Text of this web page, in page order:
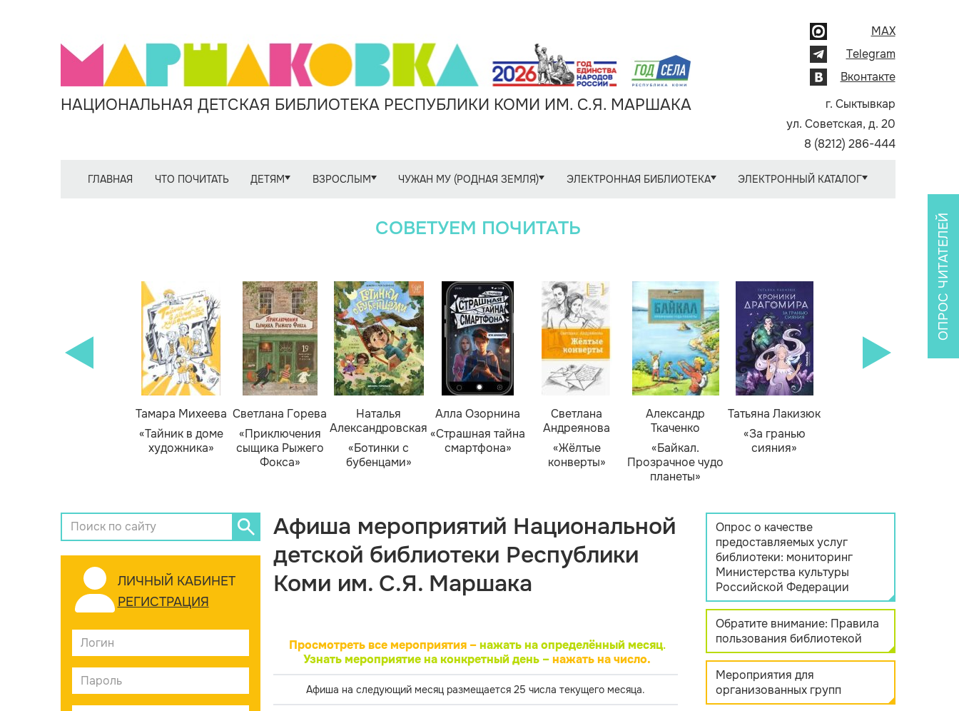
НАЦИОНАЛЬНАЯ ДЕТСКАЯ БИБЛИОТЕКА РЕСПУБЛИКИ КОМИ ИМ. С.Я. МАРШАКА
MAX
Telegram
Вконтакте
г. Сыктывкар
ул. Советская, д. 20
8 (8212) 286-444
ГЛАВНАЯ ЧТО ПОЧИТАТЬ ДЕТЯМ ВЗРОСЛЫМ ЧУЖАН МУ (РОДНАЯ ЗЕМЛЯ) ЭЛЕКТРОННАЯ БИБЛИОТЕКА ЭЛЕКТРОННЫЙ КАТАЛОГ
СОВЕТУЕМ ПОЧИТАТЬ
Тамара Михеева
«Тайник в доме
художника»
Светлана Горева
«Приключения
сыщика Рыжего
Фокса»
Наталья
Александровская
«Ботинки с
бубенцами»
Алла Озорнина
«Страшная тайна
смартфона»
Светлана
Андреянова
«Жёлтые
конверты»
Александр
Ткаченко
«Байкал.
Прозрачное чудо
планеты»
Татьяна Лакизюк
«За гранью
сияния»
ЛИЧНЫЙ КАБИНЕТ
РЕГИСТРАЦИЯ
Афиша мероприятий Национальной
детской библиотеки Республики
Коми им. С.Я. Маршака
Просмотреть все мероприятия – нажать на определённый месяц.
Узнать мероприятие на конкретный день –нажать на число.
Афиша на следующий месяц размещается 25 числа текущего месяца.
ОПРОС ЧИТАТЕЛЕЙ
Опрос о качестве
предоставляемых услуг
библиотеки: мониторинг
Министерства культуры
Российской Федерации
Обратите внимание: Правила
пользования библиотекой
Мероприятия для
организованных групп